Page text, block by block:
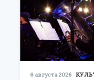
6 августа 2026